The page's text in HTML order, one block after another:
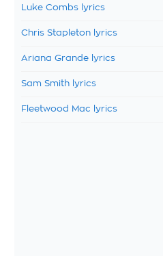
Luke Combs lyrics
Chris Stapleton lyrics
Ariana Grande lyrics
Sam Smith lyrics
Fleetwood Mac lyrics